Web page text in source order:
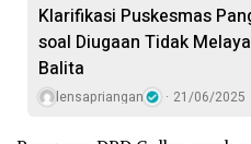
Klarifikasi Puskesmas
soal Diugaan Tidak
Balita
lensapriangan 21/06/2025